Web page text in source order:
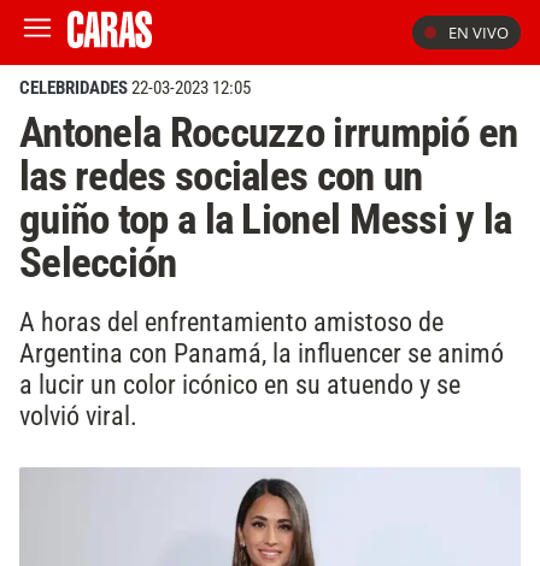
EN VIVO
CELEBRIDADES22-03-2023 12:05
Antonela Roccuzzo irrumpió en
las redes sociales con un
guiño top a la Lionel Messi y la
Selección
A horas del enfrentamiento amistoso de
Argentina con Panamá, la influencer se animó
a lucir un color icónico en su atuendo y se
volvió viral.